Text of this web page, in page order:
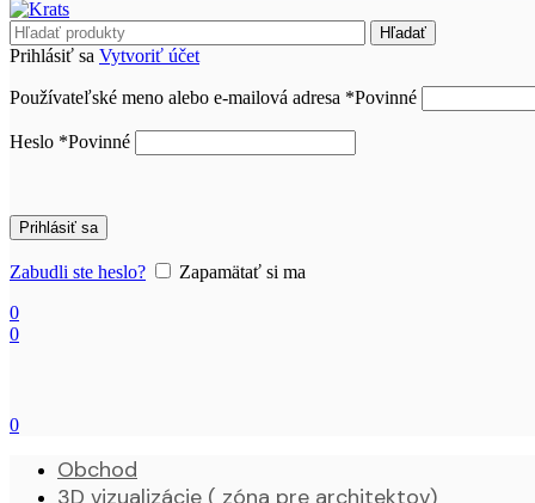
Hľadať
Prihlásiť sa Vytvoriť účet
Používateľské meno alebo e-mailová adresa *Povinné
Heslo *Povinné
Prihlásiť sa
Zabudli ste heslo?
Zapamätať si ma
0
0
0
Obchod
3D vizualizácie ( zóna pre architektov)